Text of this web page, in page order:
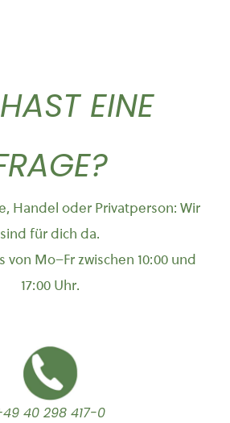
EINE
Handel oder Privatperson: Wir
sind für dich da.
von Mo–Fr zwischen 10:00 und
17:00 Uhr.
40 298 417-0